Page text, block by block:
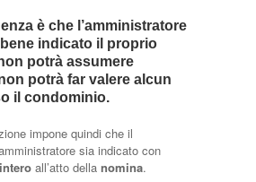
è che l’amministratore
indicato il proprio
potrà assumere
potrà far valere alcun
il condominio.
impone quindi che il
sia indicato con
intero all’atto della nomina.